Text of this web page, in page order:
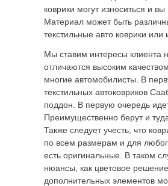
коврики могут износиться и
Материал может быть
текстильные авто коврики или
Мы ставим интересы клиента
отличаются высоким
многие автомобилисты. В
текстильных автоковриков
поддон. В первую очередь
Преимущественно берут и
Также следует учесть, что
по всем размерам и для
есть оригинальные. В таком
нюансы, как цветовое
дополнительных элементов